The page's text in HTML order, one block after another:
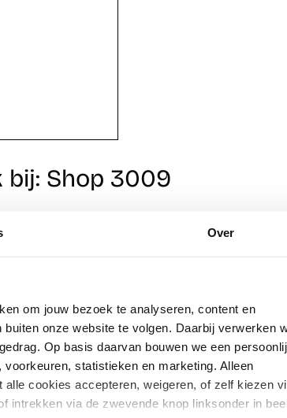
Over
om jouw bezoek te analyseren, content en
onze website te volgen. Daarbij verwerken
Op basis daarvan bouwen we een
statistieken en marketing. Alleen
cookies accepteren, weigeren, of zelf kiezen
intrekken via de zwevende knop linksonder in
bij: Shop 3009